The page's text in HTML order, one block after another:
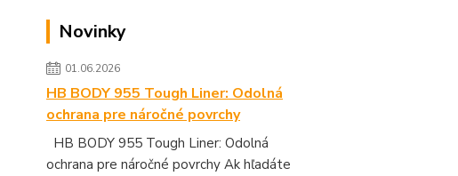
Novinky
01.06.2026
HB BODY 955 Tough Liner: Odolná
ochrana pre náročné povrchy
HB BODY 955 Tough Liner: Odolná
ochrana pre náročné povrchy Ak hľadáte